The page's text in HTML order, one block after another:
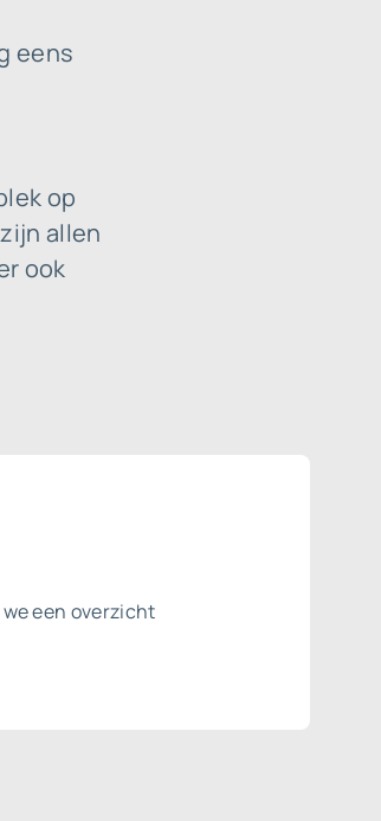
eens
op
allen
ook
een overzicht